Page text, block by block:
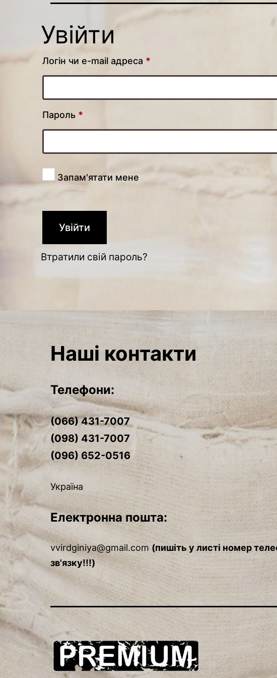
Увійти
Логін чи e-mail адреса *Обов’язкове
Пароль *Обов’язкове
Запам'ятати мене
Увійти
Втратили свій пароль?
Наші контакти
Телефони:
(066) 431-7007
(098) 431-7007
(096) 652-0516
Україна
Електронна пошта:
vvirdginiya@gmail.com (пишіть у листі номер
зв'язку!!!)